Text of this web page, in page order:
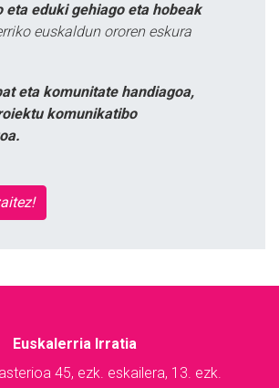
eta eduki gehiago eta hobeak
euskaldun ororen eskura
eta komunitate handiagoa,
komunikatibo
Euskalerria Irratia
45, ezk. eskailera, 13. ezk.